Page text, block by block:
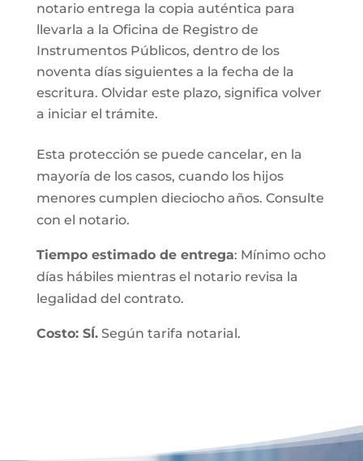
notario entrega la copia auténtica para
llevarla a la Oficina de Registro de
Instrumentos Públicos, dentro de los
noventa días siguientes a la fecha de la
escritura. Olvidar este plazo, significa volver
a iniciar el trámite.
Esta protección se puede cancelar, en la
mayoría de los casos, cuando los hijos
menores cumplen dieciocho años. Consulte
con el notario.
Tiempo estimado de entrega: Mínimo ocho
días hábiles mientras el notario revisa la
legalidad del contrato.
Costo: SÍ.Según tarifa notarial.